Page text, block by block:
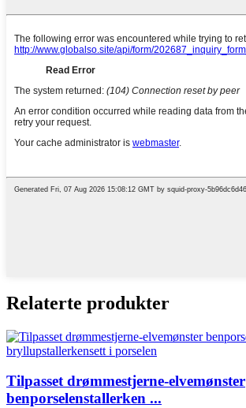
Relaterte produkter
Tilpasset drømmestjerne-elvemønster
benporselenstallerken ...